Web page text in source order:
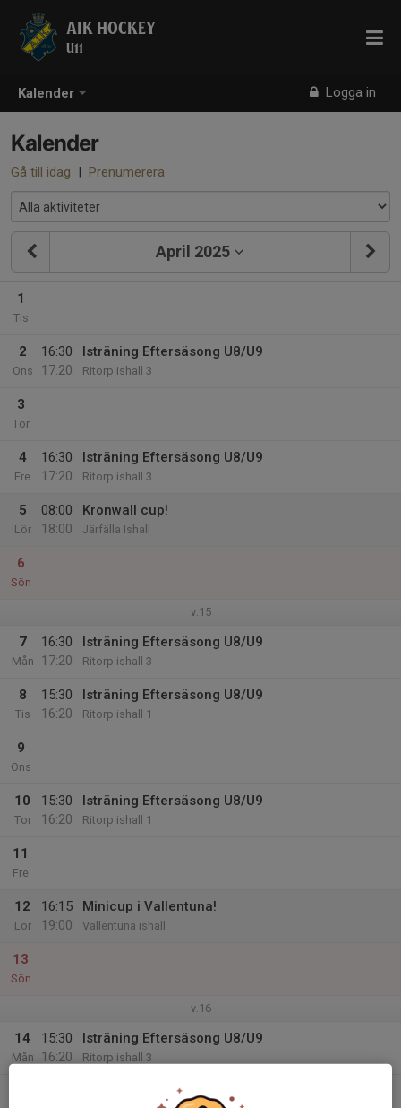
Kalender Logga in
AIK HOCKEY
U11
Kalender
Gå till idag | Prenumerera
April 2025
1
Tis
2
Ons
16:30
17:20
Isträning Eftersäsong U8/U9
Ritorp ishall 3
3
Tor
4
Fre
16:30
17:20
Isträning Eftersäsong U8/U9
Ritorp ishall 3
5
Lör
08:00
18:00
Kronwall cup!
Järfälla Ishall
6
Sön
v.15
7
Mån
16:30
17:20
Isträning Eftersäsong U8/U9
Ritorp ishall 3
8
Tis
15:30
16:20
Isträning Eftersäsong U8/U9
Ritorp ishall 1
9
Ons
10
Tor
15:30
16:20
Isträning Eftersäsong U8/U9
Ritorp ishall 1
11
Fre
12
Lör
16:15
19:00
Minicup i Vallentuna!
Vallentuna ishall
13
Sön
v.16
14
Mån
15:30
16:20
Isträning Eftersäsong U8/U9
Ritorp ishall 3
Isträning Eftersäsong U8/U9